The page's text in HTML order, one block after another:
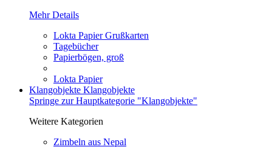
Mehr Details
Lokta Papier Grußkarten
Tagebücher
Papierbögen, groß
Lokta Papier
Klangobjekte Klangobjekte
Springe zur Hauptkategorie "Klangobjekte"
Weitere Kategorien
Zimbeln aus Nepal